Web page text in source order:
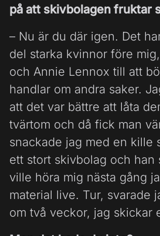
på att skivbolagen fruktar
– Nu är du där igen. Det
del starka kvinnor före
och Annie Lennox till att
handlar om andra saker.
att det var bättre att låta
tvärtom och då fick man
snackade jag med en kille
ett stort skivbolag och han
ville höra mig nästa gång
material live. Tur, svarade
om två veckor, jag skickar